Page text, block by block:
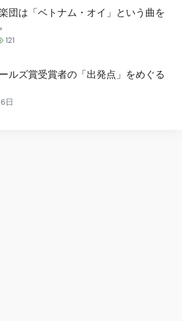
団は「ベトナム・オイ」という曲を
121
ルズ賞受賞者の「出発点」をめぐる
日